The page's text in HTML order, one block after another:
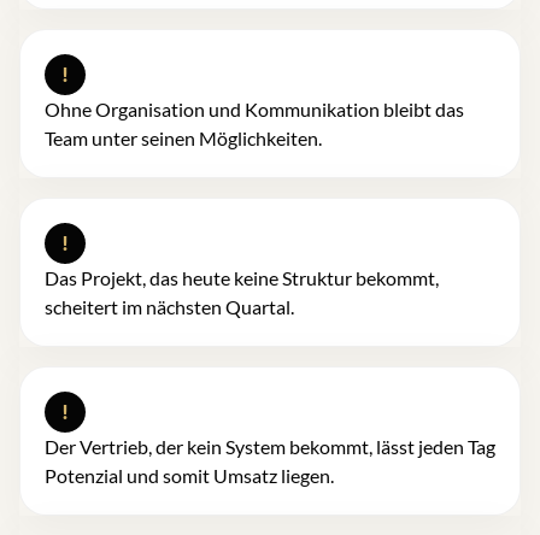
!
Ohne Organisation und Kommunikation bleibt das
Team unter seinen Möglichkeiten.
!
Das Projekt, das heute keine Struktur bekommt,
scheitert im nächsten Quartal.
!
Der Vertrieb, der kein System bekommt, lässt jeden Tag
Potenzial und somit Umsatz liegen.